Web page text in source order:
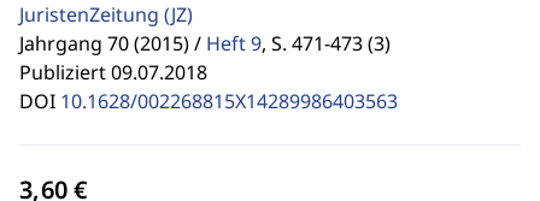
JuristenZeitung (JZ)
Jahrgang 70 (2015) / Heft 9, S. 471-473 (3)
Publiziert 09.07.2018
DOI 10.1628/002268815X14289986403563